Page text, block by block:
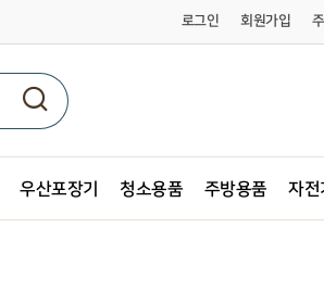
로그인 회원가입
우산포장기 청소용품 주방용품 자전